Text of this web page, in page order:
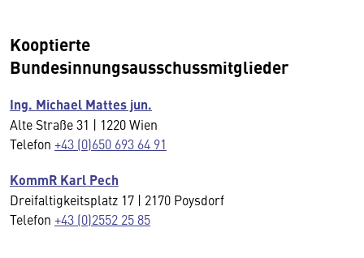
Kooptierte
Bundesinnungsausschussmitglieder
Ing. Michael Mattes jun.
Alte Straße 31 | 1220 Wien
Telefon +43 (0)650 693 64 91
KommR Karl Pech
Dreifaltigkeitsplatz 17 | 2170 Poysdorf
Telefon +43 (0)2552 25 85